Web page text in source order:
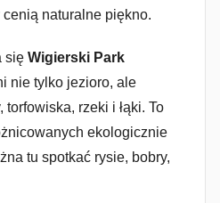
naturalne piękno.
się Wigierski Park
nie tylko jezioro, ale
rzeki i łąki. To
ekologicznie
tu spotkać rysie, bobry,